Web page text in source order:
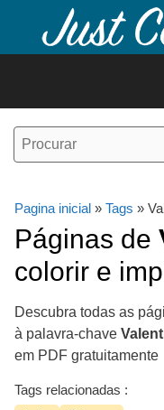
o
Pagina inicial » Tags »
Páginas de
colorir e
Descubra todas as
à palavra-chave
em PDF gratuitamente
Tags relacionadas :